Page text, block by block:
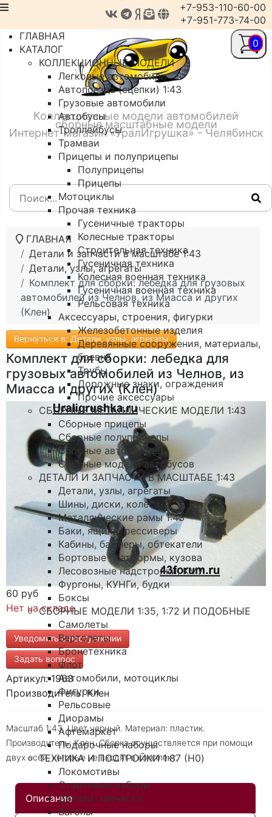
Коллекционные модели автомобилей
сборные масштабные модели
Интернет-магазин «УралИгрушка» - Челябинск
+7-953-110-60-00
+7-951-773-74-00
ГЛАВНАЯ
КАТАЛОГ
КОЛЛЕКЦИОННЫЕ МОДЕЛИ
Легковые автомобили
Автопоезда (сцепки) 1:43
Грузовые автомобили
Автобусы
Троллейбусы
Трамваи
Прицепы и полуприцепы
Полуприцепы
Прицепы
Мотоциклы
Прочая техника
Гусеничные тракторы
Колесные тракторы
Строительная техника
Гусеничная техника
Колесная военная техника
Гусеничная военная техника
Рельсовая техника
Аксессуары, строения, фигурки
Железобетонные изделия
Деревянные сооружения, материалы,
бревна
Трубы
Дорожные знаки, ограждения
Прочие аксессуары
СБОРНЫЕ МЕТАЛЛИЧЕСКИЕ МОДЕЛИ 1:43
Сборные прицепы
Сборные полуприцепы
Сборные автопоезда
Сборные модели автобусов
ДЕТАЛИ И ЗАПЧАСТИ В МАСШТАБЕ 1:43
Детали, узлы, агрегаты
Шины, диски, колеса
Металлические рамы 1:43
Баки, ящики, рессиверы
Кабины, бамперы, обтекатели
Бортовые платформы, кузова
Лесовозные надстройки, КМУ
Фургоны, КУНГи, будки
Боксы
СБОРНЫЕ МОДЕЛИ 1:35, 1:72 И ПОДОБНЫЕ
Самолеты
Вертолеты
Бронетехника
Флот
Автомобили, мотоциклы
Фигурки
Рельсовые
Диорамы
Афтемаркет
Подарочные наборы
ТЕХНИКА И ПОСТРОЙКИ 1:87 (H0)
Локомотивы
Стартовые наборы
Детали, запчасти
Вагоны
ГЛАВНАЯ
Детали и запчасти в масштабе 1:43
Детали, узлы, агрегаты
Комплект для сборки: лебедка для грузовых
автомобилей из Челнов, из Миасса и других
(Клен)
Вернуться в: Детали, узлы, агрегаты
Комплект для сборки: лебедка для
грузовых автомобилей из Челнов, из
Миасса и других (Клен)
60 руб
Нет на складе
Уведомить о поступлении
Задать вопрос
Артикул: 1963
Производитель: Клен
Масштаб 1:43. Цвет черный. Материал: пластик.
Производитель: Клен. Сборка осуществляется при помощи
двух осей, которые не входят в комплект.
Описание
0